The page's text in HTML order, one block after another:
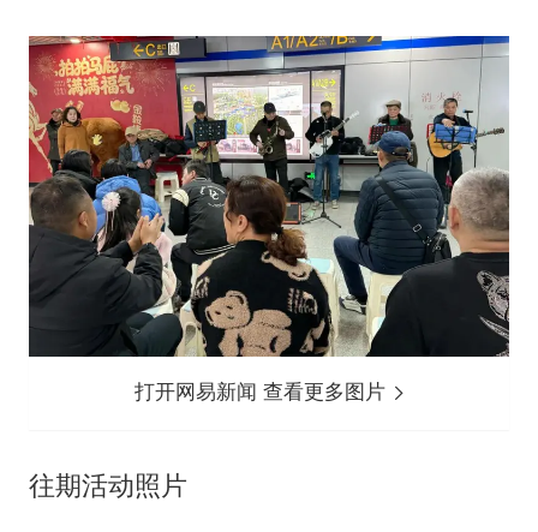
打开网易新闻 查看更多图片
往期活动照片